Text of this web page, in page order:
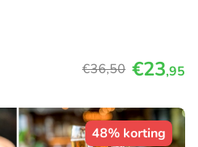
€36,50 €23,95
48% korting